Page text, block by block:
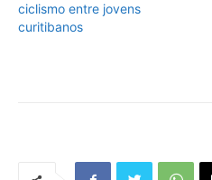
ciclismo entre jovens
curitibanos